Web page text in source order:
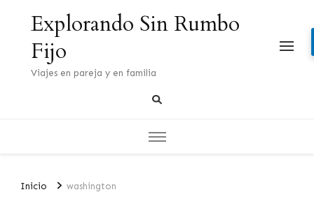
Explorando Sin Rumbo
Fijo
Viajes en pareja y en familia
Inicio washington